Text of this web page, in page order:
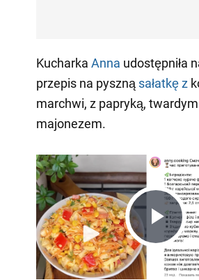
Kucharka Anna udostępniła
przepis na pyszną sałatkę z
marchwi, z papryką,
majonezem.
Play